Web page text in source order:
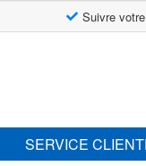
Suivre
SERVICE